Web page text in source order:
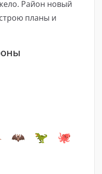
Район новый
планы и